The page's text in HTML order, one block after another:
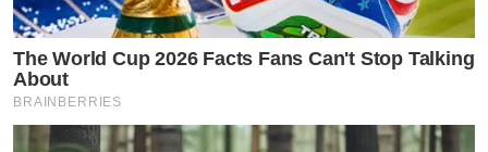
กดลิ้งค์รับข้อมูล โฟมเซรั่ม เพิ่มเติ่มได้ที่ Link ด้านล่าง
https://www.tvpoolreward.com/salepagefoamoffice/
รู้สึกอ่อนเพลีย ปวดชายโครงขวา หรือไม่ ถ้าใช่มาทางนี้ ท่าน
อาจจะมีภาวะเป็นไขมันพอกตับ หรือตับอักเสบ อาจจะ
The World Cup 2026 Facts Fans Can't Stop Talking
About
BRAINBERRIES